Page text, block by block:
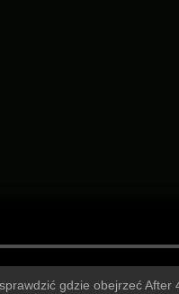
gdzie obejrzeć